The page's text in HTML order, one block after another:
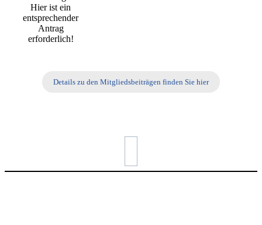
Hier ist ein
entsprechender
Antrag
erforderlich!
Details zu den Mitgliedsbeiträgen finden Sie hier